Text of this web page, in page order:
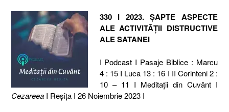
330 I 2023. ȘAPTE ASPECTE
ALE ACTIVITĂȚII DISTRUCTIVE
ALE SATANEI
I Podcast I Pasaje Biblice : Marcu
4 : 15 I Luca 13 : 16 I II Corinteni 2 :
10 – 11 I Meditaţii din Cuvânt I
Cezareea I Reşiţa I 26 Noiembrie 2023 I